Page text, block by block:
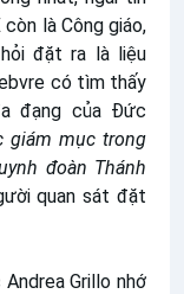
còn là Công giáo,
đặt ra là liệu
có tìm thấy
đạng của Đức
giám mục trong
đoàn Thánh
quan sát đặt
Grillo nhớ